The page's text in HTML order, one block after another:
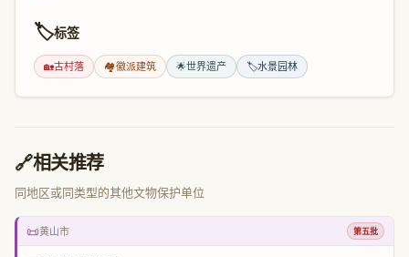
🏷️标签
🏡古村落 🏘️徽派建筑 🌟世界遗产 🏷️水景园林
🔗相关推荐
同地区或同类型的其他文物保护单位
📜黄山市 第五批